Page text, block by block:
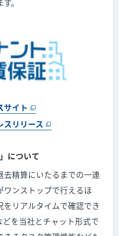
。
サイト
スリリース
について
去精算にいたるまでの一連
ンストップで行えるほ
リアルタイムで確認でき
を当社とチャット形式で